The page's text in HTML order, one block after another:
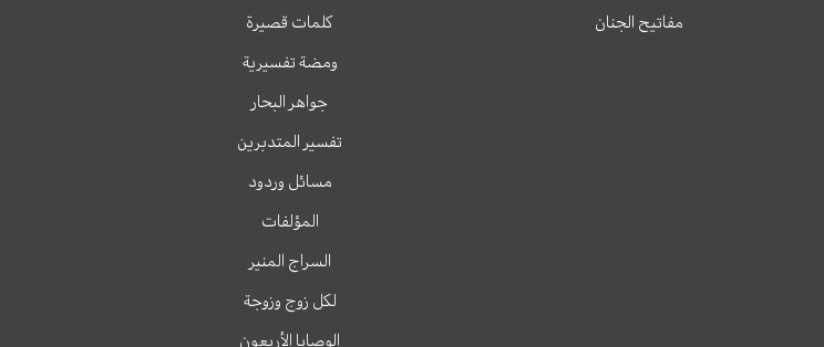
مفاتيح الجنان
كلمات قصيرة
ومضة تفسيرية
جواهر البحار
تفسير المتدبرين
مسائل وردود
المؤلفات
السراج المنير
لكل زوج وزوجة
الوصايا الأربعون